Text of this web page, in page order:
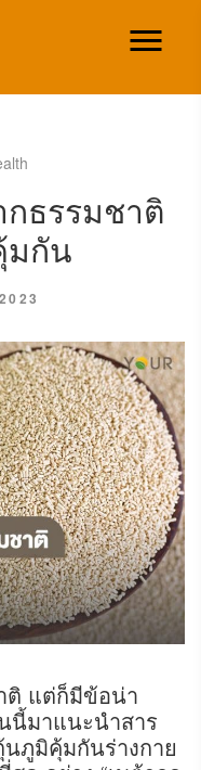
ธรรมชาติ
มกัน
ติ แต่ก็มีข้อน่า
นี้มาแนะนำสาร
ภูมิคุ้มกันร่างกาย